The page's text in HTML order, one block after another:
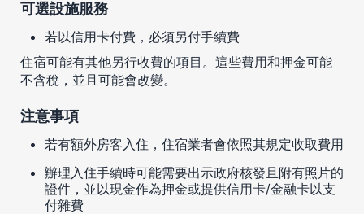
可選設施服務
若以信用卡付費，必須另付手續費
住宿可能有其他另行收費的項目。這些費用和押金可能
不含稅，並且可能會改變。
注意事項
若有額外房客入住，住宿業者會依照其規定收取費用
辦理入住手續時可能需要出示政府核發且附有照片的
證件，並以現金作為押金或提供信用卡/金融卡以支
付雜費